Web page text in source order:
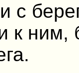
с
к ним,